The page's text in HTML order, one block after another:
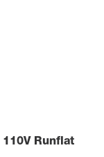
Runflat